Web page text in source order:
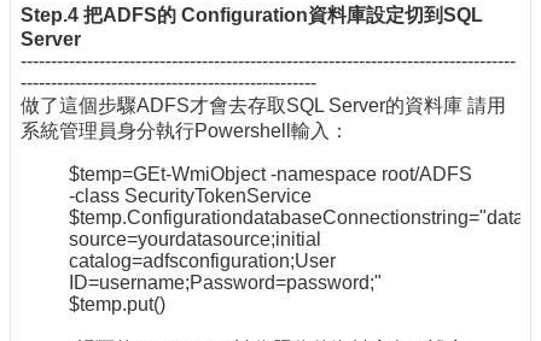
Step.4 把ADFS的 Configuration資料庫設定切到SQL
Server
----------------------------------------------------------------------------------
-------------------------------------------------
做了這個步驟ADFS才會去存取SQL Server的資料庫 請用
系統管理員身分執行Powershell輸入：
$temp=GEt-WmiObject -namespace root/ADFS
-class SecurityTokenService
$temp.ConfigurationdatabaseConnectionstring="data
source=yourdatasource;initial
catalog=adfsconfiguration;User
ID=username;Password=password;"
$temp.put()